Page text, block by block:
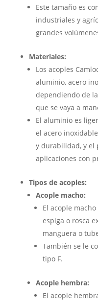
Este tamaño es
industriales y
grandes
Materiales:
Los acoples
aluminio, acero
dependiendo de
que se vaya a
El aluminio es
el acero
y durabilidad, y el
aplicaciones con
Tipos de acoples:
Acople macho:
El acople
espiga o rosca
manguera o
También se le
tipo F.
Acople hembra:
El acople